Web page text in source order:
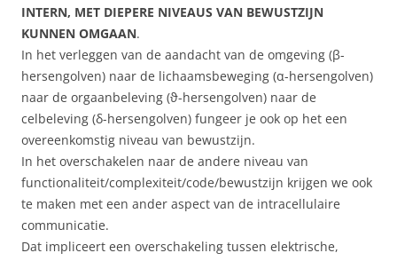
INTERN, MET DIEPERE NIVEAUS VAN BEWUSTZIJN
KUNNEN OMGAAN.
In het verleggen van de aandacht van de omgeving (β-
hersengolven) naar de lichaamsbeweging (α-hersengolven)
naar de orgaanbeleving (ϑ-hersengolven) naar de
celbeleving (δ-hersengolven) fungeer je ook op het een
overeenkomstig niveau van bewustzijn.
In het overschakelen naar de andere niveau van
functionaliteit/complexiteit/code/bewustzijn krijgen we ook
te maken met een ander aspect van de intracellulaire
communicatie.
Dat impliceert een overschakeling tussen elektrische,